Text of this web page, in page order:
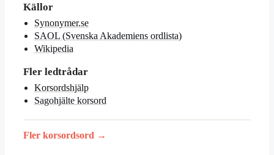
Källor
Synonymer.se
SAOL (Svenska Akademiens ordlista)
Wikipedia
Fler ledtrådar
Korsordshjälp
Sagohjälte korsord
Fler korsordsord →